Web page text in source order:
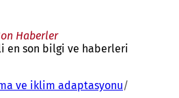
Haberler
en son bilgi ve haberleri
ve iklim adaptasyonu